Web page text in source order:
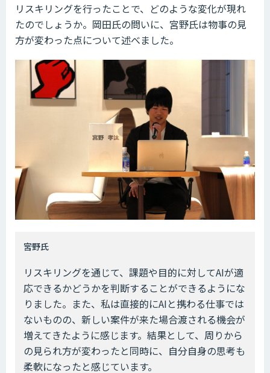
リスキリングを行ったことで、どのような変化が現れ
たのでしょうか。岡田氏の問いに、宮野氏は物事の見
方が変わった点について述べました。
――宮野氏
リスキリングを通じて、課題や目的に対してAIが適
応できるかどうかを判断することができるようにな
りました。また、私は直接的にAIと携わる仕事では
ないものの、新しい案件が来た場合渡される機会が
増えてきたように感じます。結果として、周りから
の見られ方が変わったと同時に、自分自身の思考も
柔軟になったと感じています。